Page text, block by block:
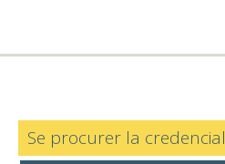
Se procurer la credencial